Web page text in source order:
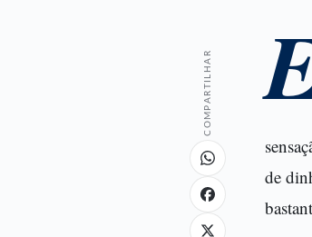
COMPARTILHAR
de